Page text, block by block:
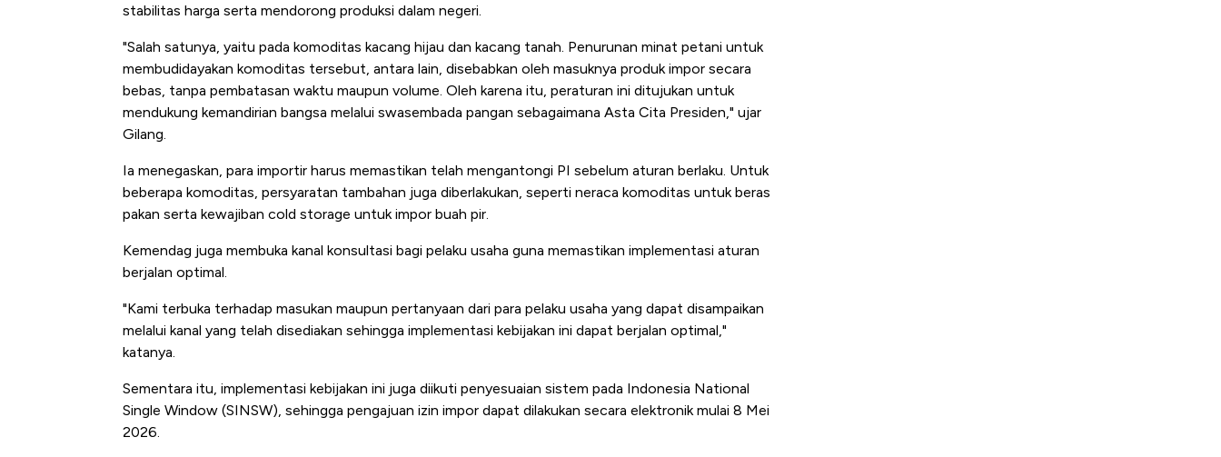
stabilitas harga serta mendorong produksi dalam negeri.
"Salah satunya, yaitu pada komoditas kacang hijau dan kacang tanah. Penurunan minat petani untuk
membudidayakan komoditas tersebut, antara lain, disebabkan oleh masuknya produk impor secara
bebas, tanpa pembatasan waktu maupun volume. Oleh karena itu, peraturan ini ditujukan untuk
mendukung kemandirian bangsa melalui swasembada pangan sebagaimana Asta Cita Presiden," ujar
Gilang.
Ia menegaskan, para importir harus memastikan telah mengantongi PI sebelum aturan berlaku. Untuk
beberapa komoditas, persyaratan tambahan juga diberlakukan, seperti neraca komoditas untuk beras
pakan serta kewajiban cold storage untuk impor buah pir.
Kemendag juga membuka kanal konsultasi bagi pelaku usaha guna memastikan implementasi aturan
berjalan optimal.
"Kami terbuka terhadap masukan maupun pertanyaan dari para pelaku usaha yang dapat disampaikan
melalui kanal yang telah disediakan sehingga implementasi kebijakan ini dapat berjalan optimal,"
katanya.
Sementara itu, implementasi kebijakan ini juga diikuti penyesuaian sistem pada Indonesia National
Single Window (SINSW), sehingga pengajuan izin impor dapat dilakukan secara elektronik mulai 8 Mei
2026.